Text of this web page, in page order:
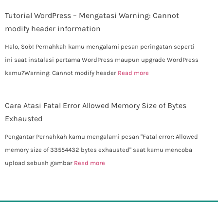
Tutorial WordPress – Mengatasi Warning: Cannot
modify header information
Halo, Sob! Pernahkah kamu mengalami pesan peringatan seperti
ini saat instalasi pertama WordPress maupun upgrade WordPress
kamu?Warning: Cannot modify header Read more
Cara Atasi Fatal Error Allowed Memory Size of Bytes
Exhausted
Pengantar Pernahkah kamu mengalami pesan "Fatal error: Allowed
memory size of 33554432 bytes exhausted" saat kamu mencoba
upload sebuah gambar Read more